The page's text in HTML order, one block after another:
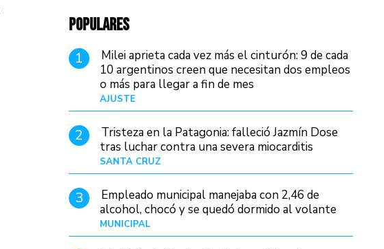
POPULARES
1
Milei aprieta cada vez más el cinturón: 9 de cada
10 argentinos creen que necesitan dos empleos
o más para llegar a fin de mes
AJUSTE
2
Tristeza en la Patagonia: falleció Jazmín Dose
tras luchar contra una severa miocarditis
SANTA CRUZ
3
Empleado municipal manejaba con 2,46 de
alcohol, chocó y se quedó dormido al volante
MUNICIPAL